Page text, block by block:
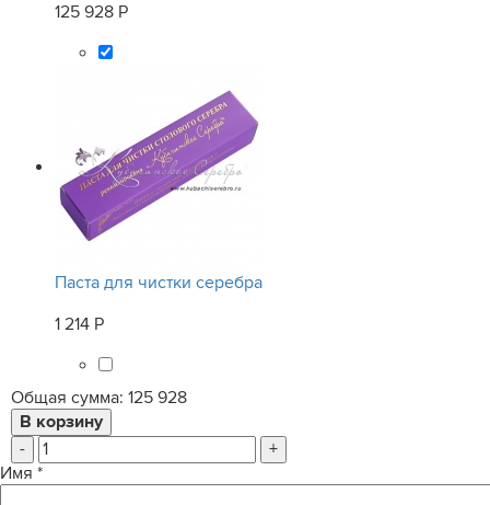
125 928 Р
Паста для чистки серебра
1 214 Р
Общая сумма: 125 928
-
+
Имя *